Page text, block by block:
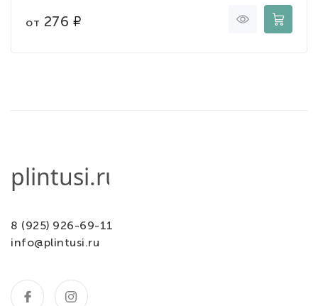
от 276
8 (925) 926-69-11
info@plintusi.ru